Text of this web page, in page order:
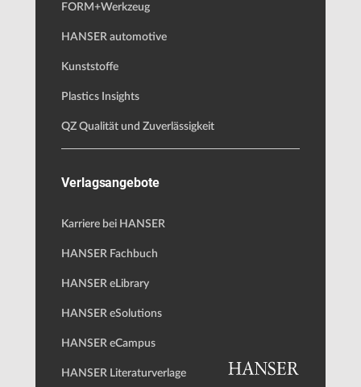
FORM+Werkzeug
HANSER automotive
Kunststoffe
Plastics Insights
QZ Qualität und Zuverlässigkeit
Verlagsangebote
Karriere bei HANSER
HANSER Fachbuch
HANSER eLibrary
HANSER eSolutions
HANSER eCampus
HANSER Literaturverlage